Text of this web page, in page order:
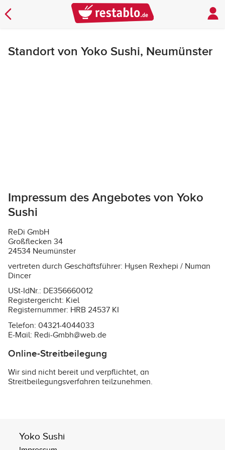
Standort von Yoko Sushi, Neumünster
Impressum des Angebotes von Yoko
Sushi
ReDi GmbH
Großflecken 34
24534 Neumünster
vertreten durch Geschäftsführer: Hysen Rexhepi / Numan
Dincer
USt-IdNr.: DE356660012
Registergericht: Kiel
Registernummer: HRB 24537 KI
Telefon: 04321-4044033
E-Mail: Redi-Gmbh@web.de
Online-Streitbeilegung
Wir sind nicht bereit und verpflichtet, an
Streitbeilegungsverfahren teilzunehmen.
Yoko Sushi